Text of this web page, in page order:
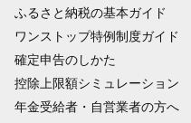
ふるさと納税の基本ガイド
ワンストップ特例制度ガイド
確定申告のしかた
控除上限額シミュレーション
年金受給者・自営業者の方へ